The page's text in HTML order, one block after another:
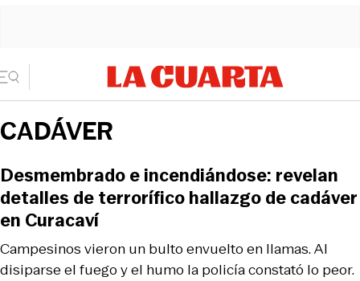
CADÁVER
Campesinos vieron un bulto envuelto en llamas. Al
disiparse el fuego y el humo la policía constató lo peor.
Desmembrado e incendiándose: revelan
detalles de terrorífico hallazgo de cadáver
en Curacaví